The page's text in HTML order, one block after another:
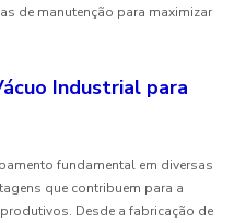
de manutenção para maximizar
Industrial para
fundamental em diversas
que contribuem para a
Desde a fabricação de